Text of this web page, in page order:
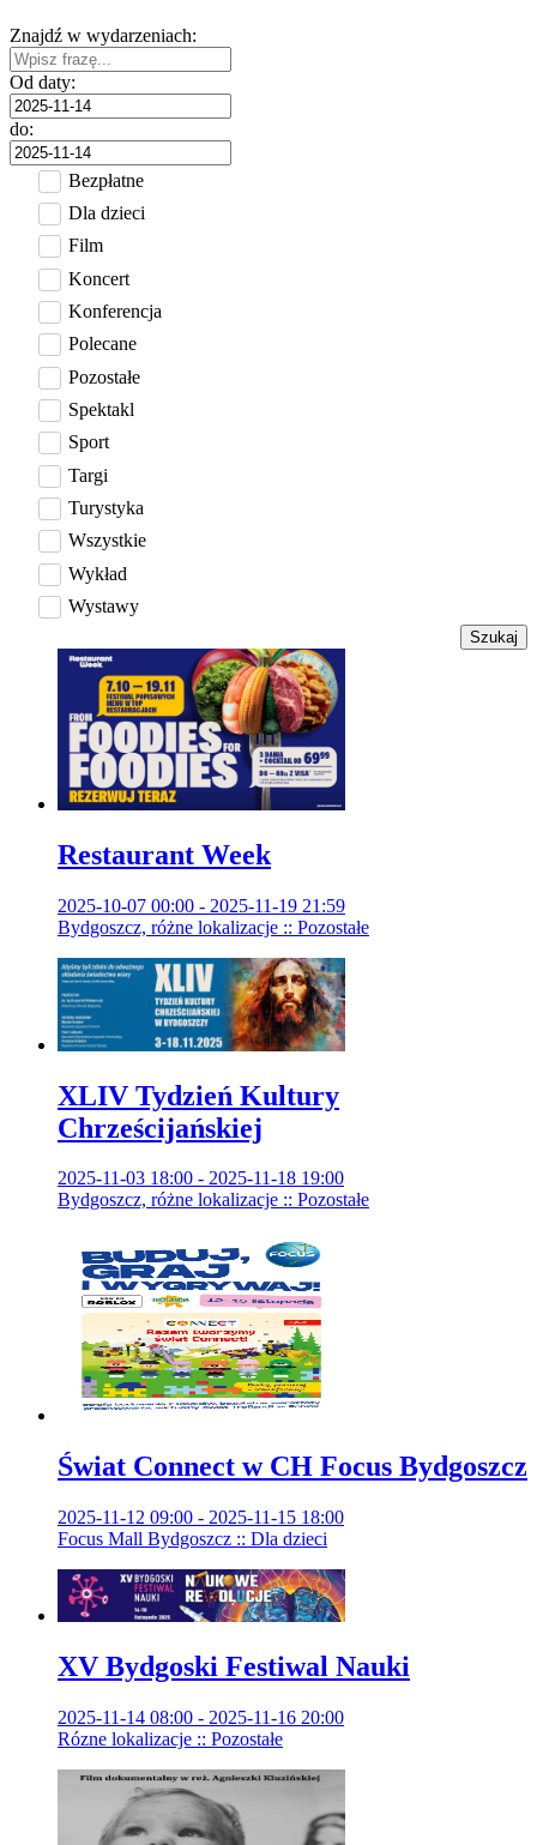
Znajdź w wydarzeniach:
Od daty:
do:
Bezpłatne
Dla dzieci
Film
Koncert
Konferencja
Polecane
Pozostałe
Spektakl
Sport
Targi
Turystyka
Wszystkie
Wykład
Wystawy
Szukaj
Restaurant Week
2025-10-07 00:00 - 2025-11-19 21:59
Bydgoszcz, różne lokalizacje :: Pozostałe
XLIV Tydzień Kultury
Chrześcijańskiej
2025-11-03 18:00 - 2025-11-18 19:00
Bydgoszcz, różne lokalizacje :: Pozostałe
Świat Connect w CH Focus Bydgoszcz
2025-11-12 09:00 - 2025-11-15 18:00
Focus Mall Bydgoszcz :: Dla dzieci
XV Bydgoski Festiwal Nauki
2025-11-14 08:00 - 2025-11-16 20:00
Rózne lokalizacje :: Pozostałe